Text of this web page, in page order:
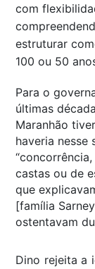
com
estruturar
100 ou 50
Para o
últimas
Maranhão
haveria nesse
castas ou de
que
[família
ostentavam
Dino rejeita a